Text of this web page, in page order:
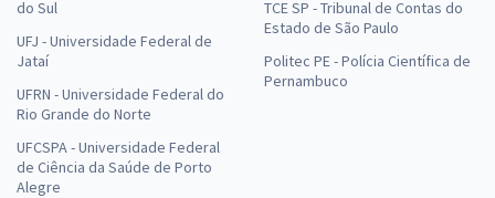
do Sul
UFJ - Universidade Federal de
Jataí
UFRN - Universidade Federal do
Rio Grande do Norte
UFCSPA - Universidade Federal
de Ciência da Saúde de Porto
Alegre
TCE SP - Tribunal de Contas do
Estado de São Paulo
Politec PE - Polícia Científica de
Pernambuco